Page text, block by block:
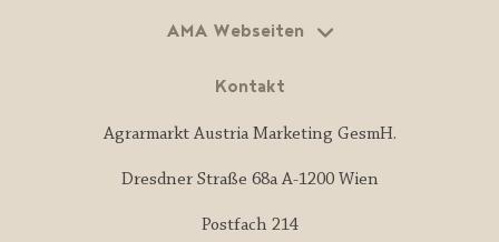
AMA Webseiten
Kontakt
Agrarmarkt Austria Marketing GesmH.
Dresdner Straße 68a A-1200 Wien
Postfach 214